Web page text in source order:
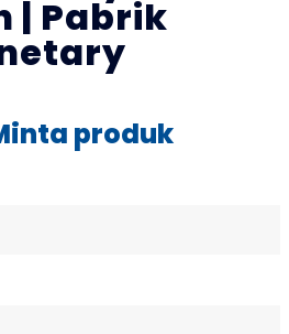
| Pabrik
produk